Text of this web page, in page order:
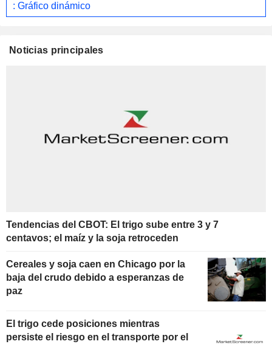
: Gráfico dinámico
Noticias principales
Tendencias del CBOT: El trigo sube entre 3 y 7
centavos; el maíz y la soja retroceden
Cereales y soja caen en Chicago por la
baja del crudo debido a esperanzas de
paz
El trigo cede posiciones mientras
persiste el riesgo en el transporte por el